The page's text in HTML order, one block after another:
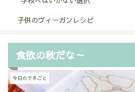
子供のヴィーガンレシピ
食欲の秋だな～
今日のできごと